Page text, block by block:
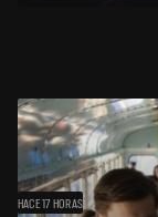
HACE 17 HORAS